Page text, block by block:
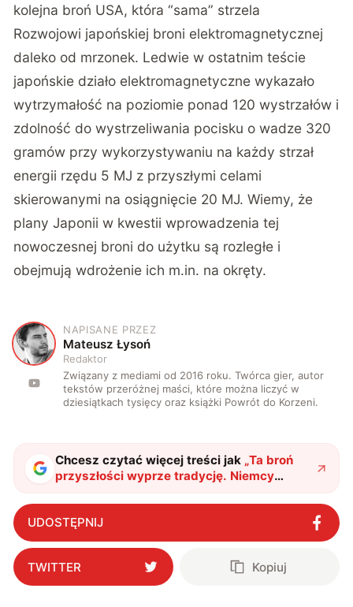
kolejna broń USA, która “sama” strzela
Rozwojowi japońskiej broni elektromagnetycznej
daleko od mrzonek. Ledwie w ostatnim teście
japońskie działo elektromagnetyczne wykazało
wytrzymałość na poziomie ponad 120 wystrzałów i
zdolność do wystrzeliwania pocisku o wadze 320
gramów przy wykorzystywaniu na każdy strzał
energii rzędu 5 MJ z przyszłymi celami
skierowanymi na osiągnięcie 20 MJ. Wiemy, że
plany Japonii w kwestii wprowadzenia tej
nowoczesnej broni do użytku są rozległe i
obejmują wdrożenie ich m.in. na okręty.
M
NAPISANE PRZEZ
Mateusz Łysoń
Redaktor
Związany z mediami od 2016 roku. Twórca gier, autor
tekstów przeróżnej maści, które można liczyć w
dziesiątkach tysięcy oraz książki Powrót do Korzeni.
Chcesz czytać więcej treści jak „Ta broń
przyszłości wyprze tradycję. Niemcy
budują elektromagnetyczne działo"?
UDOSTĘPNIJ
TWITTER Kopiuj